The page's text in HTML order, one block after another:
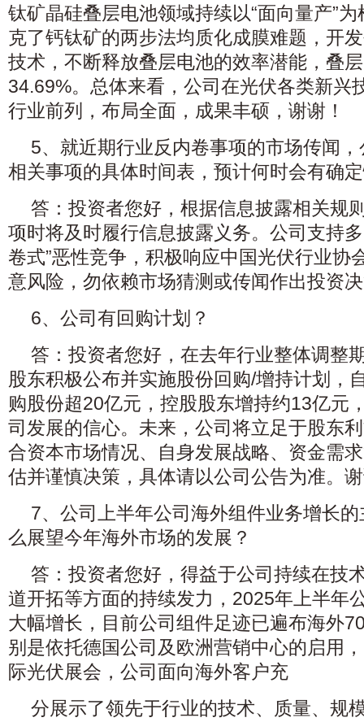
钛矿晶硅叠层电池领域持续以“面向量产”
克了钙钛矿的两步法均质化成膜难题，开
技术，不断释放叠层电池的效率潜能，叠
34.69%。总体来看，公司在光伏各类新兴
行业前列，布局全面，成果丰硕，谢谢！
5、就近期行业反内卷事项的市场传闻
相关事项的具体时间表，预计何时会有确
答：投资者您好，根据信息披露相关规
项时将及时履行信息披露义务。公司支持
卷式”恶性竞争，积极响应中国光伏行业协
意风险，勿依赖市场猜测或传闻作出投资
6、公司有回购计划？
答：投资者您好，在去年行业整体调整
股东积极公布并实施股份回购/增持计划，
购股份超20亿元，控股股东增持约13亿元
司发展的信心。未来，公司将立足于股东
合资本市场情况、自身发展战略、资金需
估并谨慎决策，具体请以公司公告为准。
7、公司上半年公司海外组件业务增长
么展望今年海外市场的发展？
答：投资者您好，得益于公司持续在技
道开拓等方面的持续发力，2025年上半年
大幅增长，目前公司组件足迹已遍布海外
别是依托德国公司及欧洲营销中心的启用
际光伏展会，公司面向海外客户充
分展示了领先于行业的技术、质量、规